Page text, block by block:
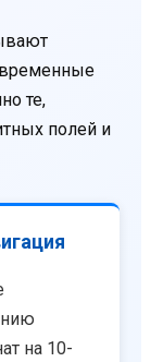
те,
полей и
на 10-